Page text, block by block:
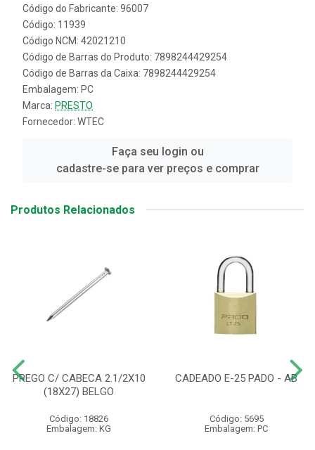
Código do Fabricante: 96007
Código: 11939
Código NCM: 42021210
Código de Barras do Produto: 7898244429254
Código de Barras da Caixa: 7898244429254
Embalagem: PC
Marca: PRESTO
Fornecedor: WTEC
Faça seu login ou
cadastre-se para ver preços e comprar
Produtos Relacionados
PREGO C/ CABECA 2.1/2X10
(18X27) BELGO
Código: 18826
Embalagem: KG
CADEADO E-25 PADO - AB
Código: 5695
Embalagem: PC